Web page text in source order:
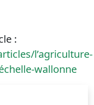
:
l’agriculture-
wallonne